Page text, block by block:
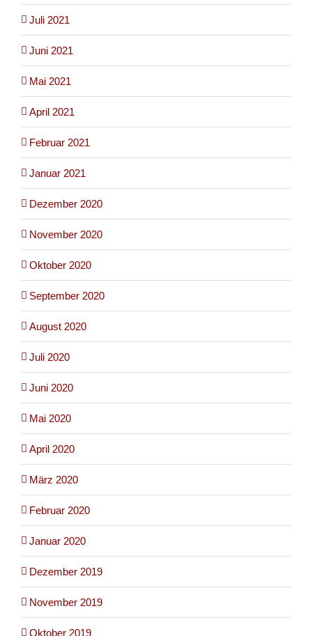
Juli 2021
Juni 2021
Mai 2021
April 2021
Februar 2021
Januar 2021
Dezember 2020
November 2020
Oktober 2020
September 2020
August 2020
Juli 2020
Juni 2020
Mai 2020
April 2020
März 2020
Februar 2020
Januar 2020
Dezember 2019
November 2019
Oktober 2019